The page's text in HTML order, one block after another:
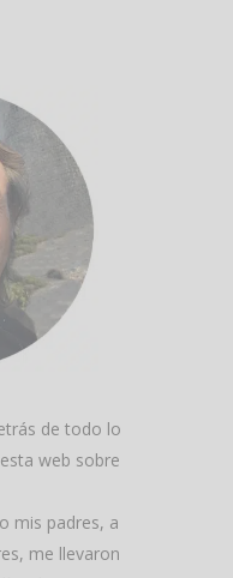
de todo lo
web sobre
mis padres, a
me llevaron